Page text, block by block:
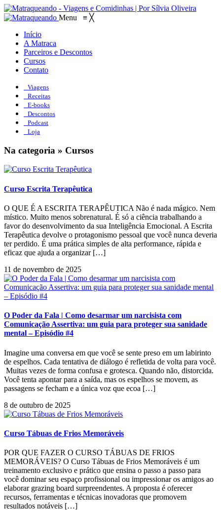
Menu ≡ ╳
Início
A Matraca
Parceiros e Descontos
Cursos
Contato
Viagens
Receitas
E-books
Descontos
Podcast
Loja
Na categoria » Cursos
Curso Escrita Terapêutica
O QUE É A ESCRITA TERAPÊUTICA Não é nada mágico. Nem
místico. Muito menos sobrenatural. É só a ciência trabalhando a
favor do desenvolvimento da sua Inteligência Emocional. A Escrita
Terapêutica devolve o protagonismo pessoal que você nunca deveria
ter perdido. É uma prática simples de alta performance, rápida e
eficaz que ajuda a organizar […]
11 de novembro de 2025
O Poder da Fala | Como desarmar um narcisista com
Comunicação Assertiva: um guia para proteger sua sanidade
mental – Episódio #4
Imagine uma conversa em que você se sente preso em um labirinto
de espelhos. Cada tentativa de diálogo é refletida de volta para você.
Muitas vezes de forma confusa e grotesca. Quando não, distorcida.
Você tenta apontar para a saída, mas os espelhos se movem, as
passagens se fecham e a única voz que ecoa […]
8 de outubro de 2025
Curso Tábuas de Frios Memoráveis
POR QUE FAZER O CURSO TÁBUAS DE FRIOS
MEMORÁVEIS? O Curso Tábuas de Frios Memoráveis é um
treinamento exclusivo e prático que ensina o passo a passo para
você dominar seu espaço profissional ou impressionar os amigos ao
elaborar grazing board surpreendentes. A proposta é oferecer
recursos, ferramentas e técnicas inovadoras que promovem
resultados notáveis […]